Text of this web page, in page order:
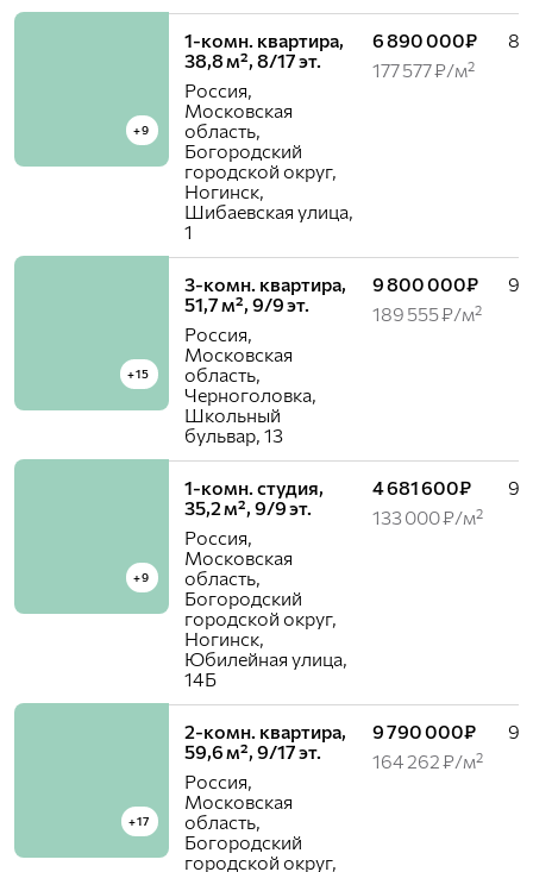
+9
1-комн. квартира,
38,8 м², 8/17 эт.
Россия,
Московская
область,
Богородский
городской округ,
Ногинск,
Шибаевская улица,
1
6 890 000₽
177 577 ₽/м²
8 /
+15
3-комн. квартира,
51,7 м², 9/9 эт.
Россия,
Московская
область,
Черноголовка,
Школьный
бульвар, 13
9 800 000₽
189 555 ₽/м²
9 /
+9
1-комн. студия,
35,2 м², 9/9 эт.
Россия,
Московская
область,
Богородский
городской округ,
Ногинск,
Юбилейная улица,
14Б
4 681 600₽
133 000 ₽/м²
9 /
+17
2-комн. квартира,
59,6 м², 9/17 эт.
Россия,
Московская
область,
Богородский
городской округ,
9 790 000₽
164 262 ₽/м²
9 /